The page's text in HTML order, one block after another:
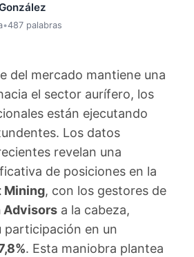
•487 palabras
del mercado mantiene una
el sector aurífero, los
están ejecutando
Los datos
revelan una
de posiciones en la
Mining, con los gestores de
Advisors a la cabeza,
participación en un
. Esta maniobra plantea